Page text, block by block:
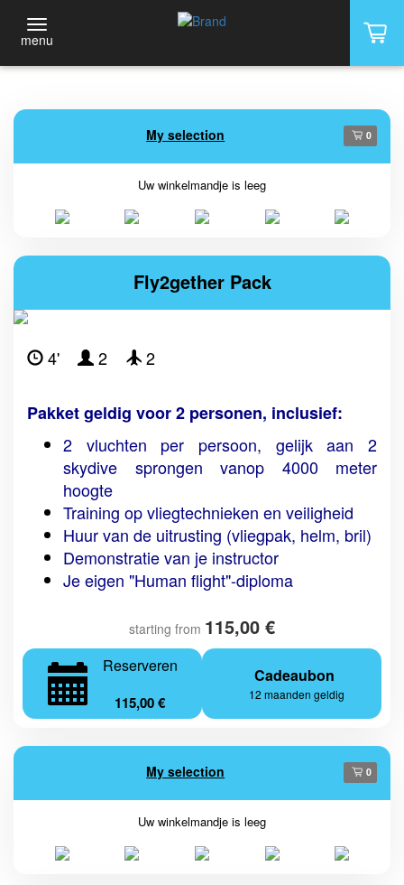
menu
My selection 0
Uw winkelmandje is leeg
Fly2gether Pack
4' 2 2
Pakket geldig voor 2 personen, inclusief:
2 vluchten per persoon, gelijk aan 2
skydive sprongen vanop 4000 meter
hoogte
Training op vliegtechnieken en veiligheid
Huur van de uitrusting (vliegpak, helm, bril)
Demonstratie van je instructor
Je eigen "Human flight"-diploma
starting from 115,00 €
Reserveren
115,00 €
Cadeaubon
12 maanden geldig
My selection 0
Uw winkelmandje is leeg